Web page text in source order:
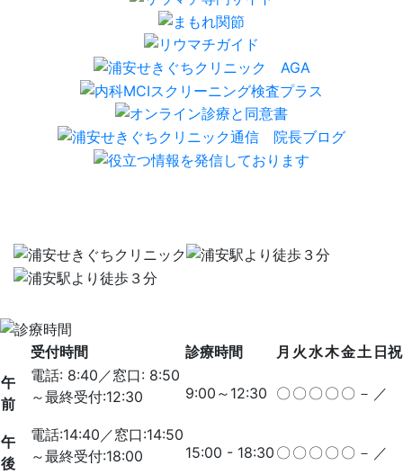
受付時間 診療時間 月 火水木金土 日祝
午
前
電話: 8:40／窓口: 8:50
～最終受付:12:30
9:00～12:30 〇 〇 〇 〇 〇 － ／
午
後
電話:14:40／窓口:14:50
～最終受付:18:00
15:00 - 18:30 〇 〇 〇 〇 〇 － ／